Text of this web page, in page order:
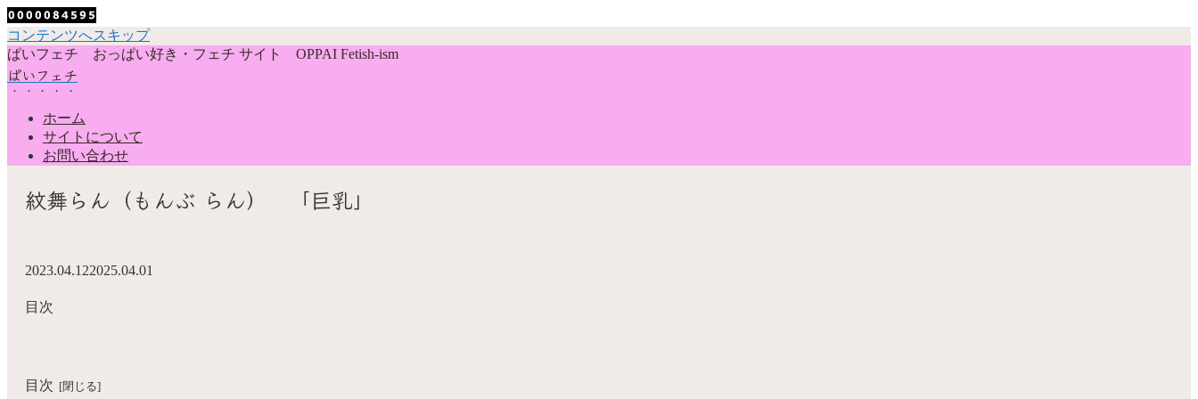
コンテンツへスキップ
ぱいフェチ おっぱい好き・フェチ サイト OPPAI Fetish-ism
ぱいフェチ
ホーム
サイトについて
お問い合わせ
紋舞らん（もんぶ らん） 「巨乳」
2023.04.122025.04.01
目次
目次